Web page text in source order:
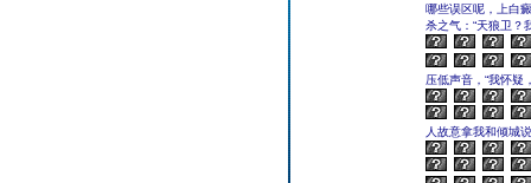
哪些误区呢，上白
杀之气：“天狼卫？
压低声音，“我怀疑
人故意拿我和倾城